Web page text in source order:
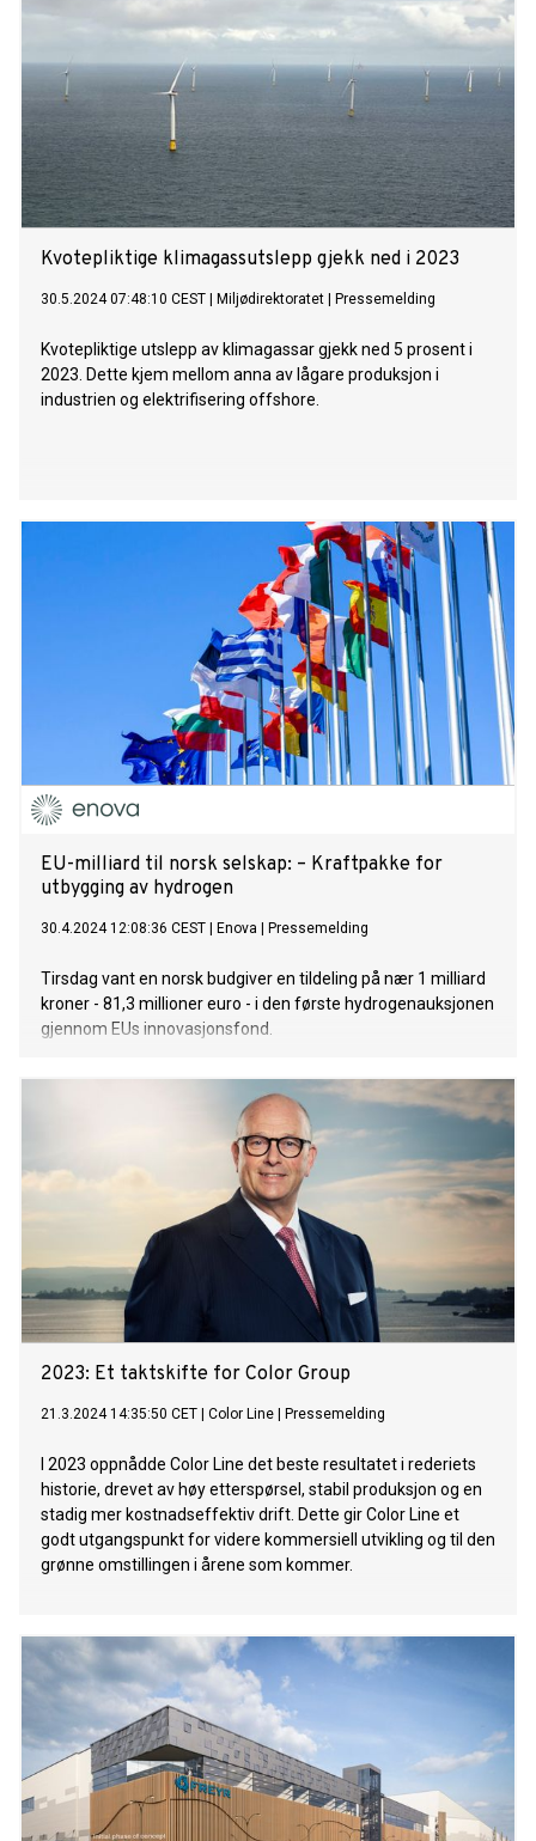
Kvotepliktige klimagassutslepp gjekk ned i 2023
30.5.2024 07:48:10 CEST Miljødirektoratet Pressemelding
Kvotepliktige utslepp av klimagassar gjekk ned 5 prosent i
2023. Dette kjem mellom anna av lågare produksjon i
industrien og elektrifisering offshore.
EU-milliard til norsk selskap: – Kraftpakke for
utbygging av hydrogen
30.4.2024 12:08:36 CEST Enova Pressemelding
Tirsdag vant en norsk budgiver en tildeling på nær 1 milliard
kroner - 81,3 millioner euro - i den første hydrogenauksjonen
gjennom EUs innovasjonsfond.
2023: Et taktskifte for Color Group
21.3.2024 14:35:50 CET Color Line Pressemelding
I 2023 oppnådde Color Line det beste resultatet i rederiets
historie, drevet av høy etterspørsel, stabil produksjon og en
stadig mer kostnadseffektiv drift. Dette gir Color Line et
godt utgangspunkt for videre kommersiell utvikling og til den
grønne omstillingen i årene som kommer.